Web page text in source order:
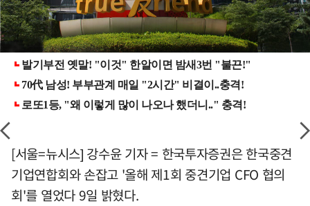
[서울=뉴시스] 강수윤 기자 = 한국투자증권은 한국중견
기업연합회와 손잡고 '올해 제1회 중견기업 CFO 협의
회'를 열었다 9일 밝혔다.